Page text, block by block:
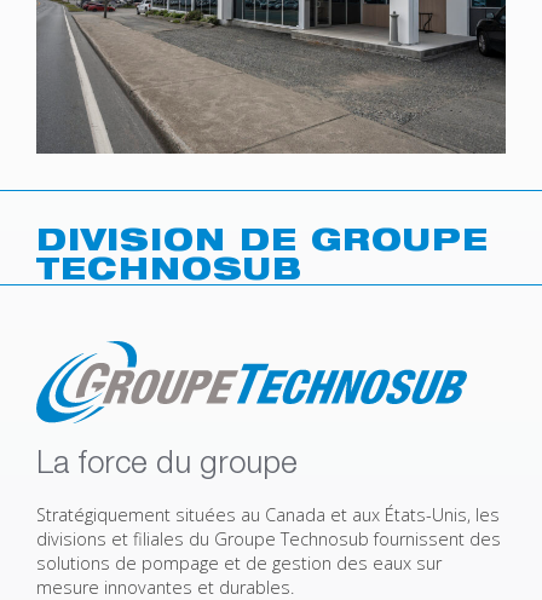
DIVISION DE GROUPE
TECHNOSUB
La force du groupe
Stratégiquement situées au Canada et aux États-Unis, les
divisions et filiales du Groupe Technosub fournissent des
solutions de pompage et de gestion des eaux sur
mesure innovantes et durables.